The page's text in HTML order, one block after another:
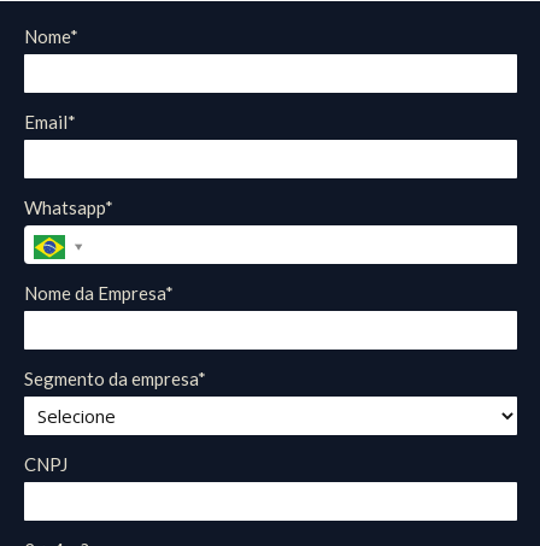
Nome*
Email*
Whatsapp*
Nome da Empresa*
Segmento da empresa*
CNPJ